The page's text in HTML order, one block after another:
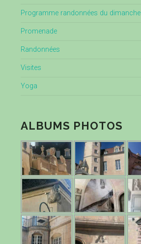
Programme randonnées du dimanche
Promenade
Randonnées
Visites
Yoga
ALBUMS PHOTOS